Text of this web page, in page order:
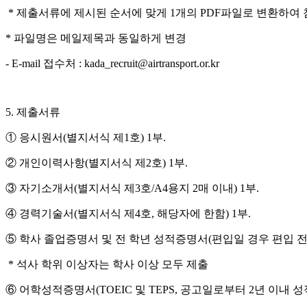
* 제출서류에 제시된 순서에 맞게 1개의 PDF파일로 변환하여
* 파일명은 메일제목과 동일하게 변경
- E-mail 접수처 : kada_recruit@airtransport.or.kr
5. 제출서류
① 응시원서(별지서식 제 1 호) 1 부.
② 개인이력사항(별지서식 제 2호) 1 부.
③ 자기소개서(별지서식 제 3호/A4용지 2매 이내) 1 부.
④ 경력기술서(별지서식 제 4호, 해당자에 한함) 1 부.
⑤ 학사 졸업증명서 및 전 학년 성적증명서(편입일 경우 편입
* 석사 학위 이상자는 학사 이상 모두 제출
⑥ 어학성적증명서(TOEIC 및 TEPS, 공고일로부터 2년 이내 성